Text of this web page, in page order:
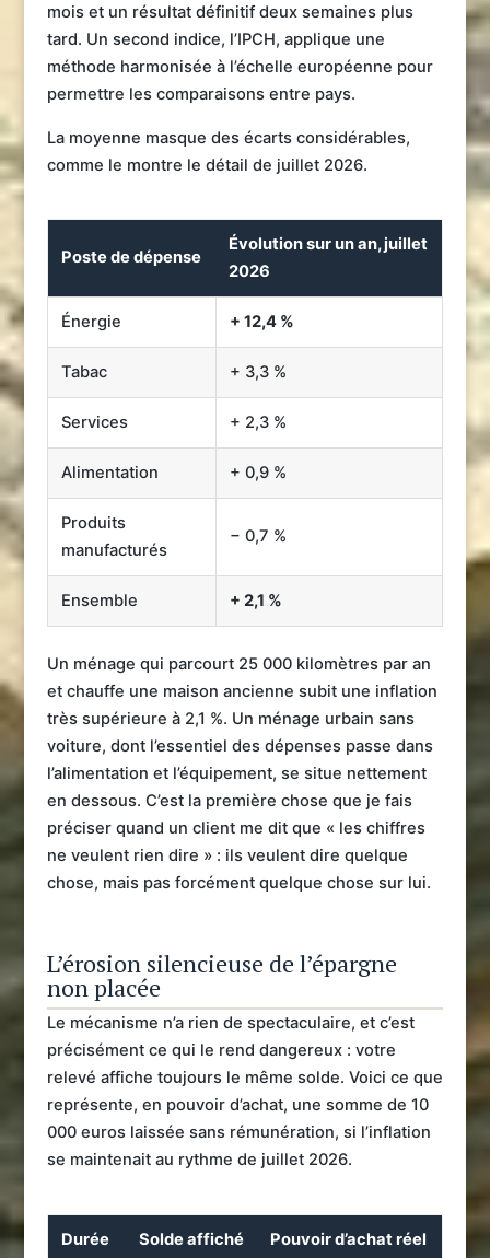
mois et un résultat définitif deux semaines plus
tard. Un second indice, l’IPCH, applique une
méthode harmonisée à l’échelle européenne pour
permettre les comparaisons entre pays.
La moyenne masque des écarts considérables,
comme le montre le détail de juillet 2026.
Poste de dépense
Évolution sur un an, juillet
2026
Énergie + 12,4 %
Tabac + 3,3 %
Services + 2,3 %
Alimentation + 0,9 %
Produits
manufacturés
− 0,7 %
Ensemble + 2,1 %
Un ménage qui parcourt 25 000 kilomètres par an
et chauffe une maison ancienne subit une inflation
très supérieure à 2,1 %. Un ménage urbain sans
voiture, dont l’essentiel des dépenses passe dans
l’alimentation et l’équipement, se situe nettement
en dessous. C’est la première chose que je fais
préciser quand un client me dit que « les chiffres
ne veulent rien dire » : ils veulent dire quelque
chose, mais pas forcément quelque chose sur lui.
L’érosion silencieuse de l’épargne
non placée
Le mécanisme n’a rien de spectaculaire, et c’est
précisément ce qui le rend dangereux : votre
relevé affiche toujours le même solde. Voici ce que
représente, en pouvoir d’achat, une somme de 10
000 euros laissée sans rémunération, si l’inflation
se maintenait au rythme de juillet 2026.
Durée Solde affiché Pouvoir d’achat réel